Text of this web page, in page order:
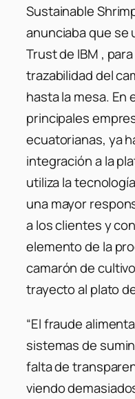
Sustainable
anunciaba que se
Trust de IBM ,
trazabilidad del
hasta la mesa. En
principales
ecuatorianas, ya
integración a la
utiliza la
una mayor
a los clientes y
elemento de la
camarón de
trayecto al plato
“El fraude
sistemas de
falta de
viendo